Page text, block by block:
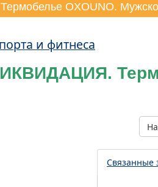
OXOUNO.
и фитнеса
Связанные